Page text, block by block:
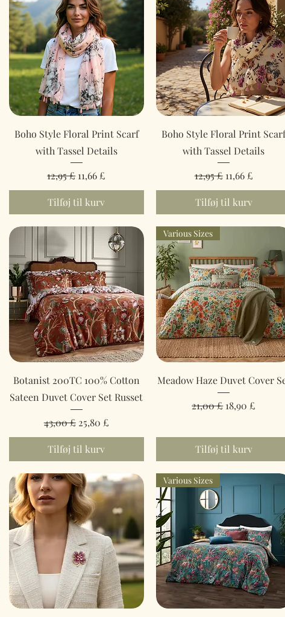
Hurtigvisning
Boho Style Floral Print Scarf
with Tassel Details
Regulær pris
12,95 £ Salgspris
11,66 £
Tilføj til kurv
Hurtigvisning
Boho Style Floral Print
with Tassel Details
Regulær pris
12,95 £ Salgspris
11,66 £
Tilføj til kurv
Hurtigvisning
Botanist 200TC 100% Cotton
Sateen Duvet Cover Set Russet
Regulær pris
43,00 £ Salgspris
25,80 £
Tilføj til kurv
Hurtigvisning
Various Sizes
Meadow Haze Duvet Cover
Regulær pris
21,00 £ Salgspris
18,90 £
Tilføj til kurv
Various Sizes